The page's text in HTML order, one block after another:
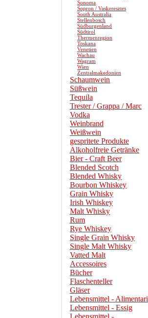
Sonoma
Sopron / Vaskeresztes
South Australia
Stellenbosch
Südburgenland
Südtirol
Thermenregion
Toskana
Venetien
Wachau
Wagram
Wien
Zentralmakedonien
Schaumwein
Süßwein
Tequila
Trester / Grappa / Marc
Vodka
Weinbrand
Weißwein
gespritete Produkte
Alkoholfreie Getränke
Bier - Craft Beer
Blended Scotch
Blended Whisky
Bourbon Whiskey
Grain Whisky
Irish Whiskey
Malt Whisky
Rum
Rye Whiskey
Single Grain Whisky
Single Malt Whisky
Vatted Malt
Accessoires
Bücher
Flaschenteller
Gläser
Lebensmittel - Alimentari
Lebensmittel - Essig
Lebensmittel -